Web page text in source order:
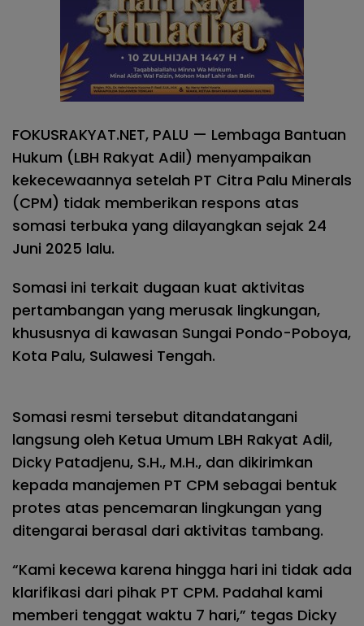
FOKUSRAKYAT.NET, PALU — Lembaga Bantuan
Hukum (LBH Rakyat Adil) menyampaikan
kekecewaannya setelah PT Citra Palu Minerals
(CPM) tidak memberikan respons atas
somasi terbuka yang dilayangkan sejak 24
Juni 2025 lalu.
Somasi ini terkait dugaan kuat aktivitas
pertambangan yang merusak lingkungan,
khususnya di kawasan Sungai Pondo-Poboya,
Kota Palu, Sulawesi Tengah.
Somasi resmi tersebut ditandatangani
langsung oleh Ketua Umum LBH Rakyat Adil,
Dicky Patadjenu, S.H., M.H., dan dikirimkan
kepada manajemen PT CPM sebagai bentuk
protes atas pencemaran lingkungan yang
ditengarai berasal dari aktivitas tambang.
“Kami kecewa karena hingga hari ini tidak ada
klarifikasi dari pihak PT CPM. Padahal kami
memberi tenggat waktu 7 hari,” tegas Dicky